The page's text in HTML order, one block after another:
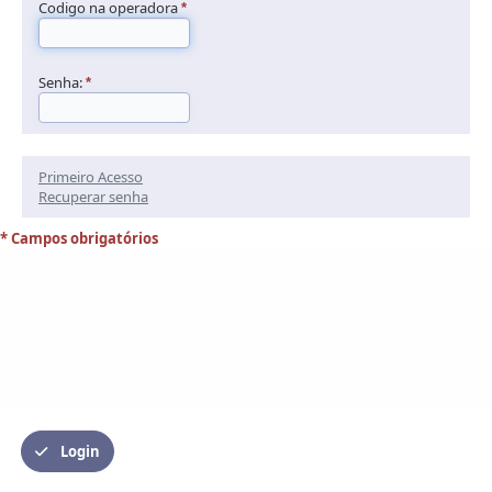
Codigo na operadora *
Senha: *
Primeiro Acesso
Recuperar senha
* Campos obrigatórios
Login